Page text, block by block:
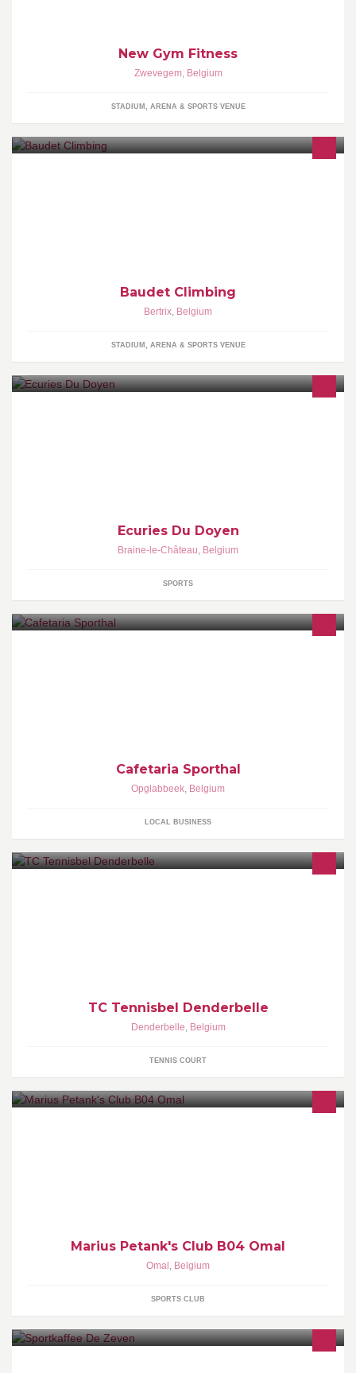
New Gym Fitness
Zwevegem, Belgium
STADIUM, ARENA & SPORTS VENUE
Baudet Climbing
Bertrix, Belgium
STADIUM, ARENA & SPORTS VENUE
Ecuries Du Doyen
Braine-le-Château, Belgium
SPORTS
Cafetaria Sporthal
Opglabbeek, Belgium
LOCAL BUSINESS
TC Tennisbel Denderbelle
Denderbelle, Belgium
TENNIS COURT
Marius Petank's Club B04 Omal
Omal , Belgium
SPORTS CLUB